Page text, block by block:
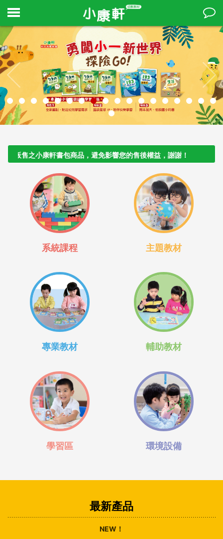
之小康軒書包商品，避免影響您的售後權益，謝謝！
系統課程 主題教材
專業教材 輔助教材
學習區 環境設備
最新產品
NEW！